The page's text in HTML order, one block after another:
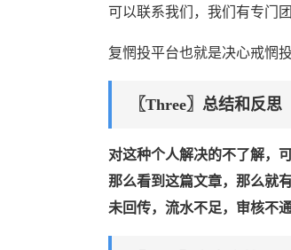
可以联系我们，我们有专门
复惘投平台也就是决心戒惘
〖Three〗总结和反思
对这种个人解决的不了解，
那么看到这篇文章，那么就
未回传，流水不足，审核不